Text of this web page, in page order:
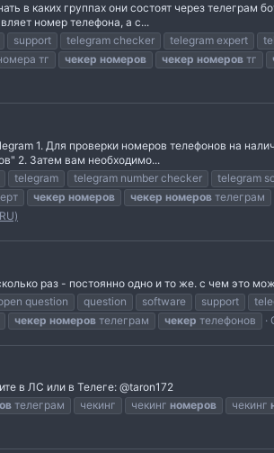
в каких группах они состоят через телеграм
номер телефона, а с...
support telegram checker telegram expert
тг чекер номеров чекер номеров тг
1. Для проверки номеров телефонов на
2. Затем вам необходимо...
telegram telegram number checker telegram
чекер номеров чекер номеров телеграм
раз - постоянно одно и то же. с чем это
question question software support
чекер номеров телеграм чекер телефонов
в ЛС или в Телеге: @taron172
телеграм чекинг чекинг номеров чекинг